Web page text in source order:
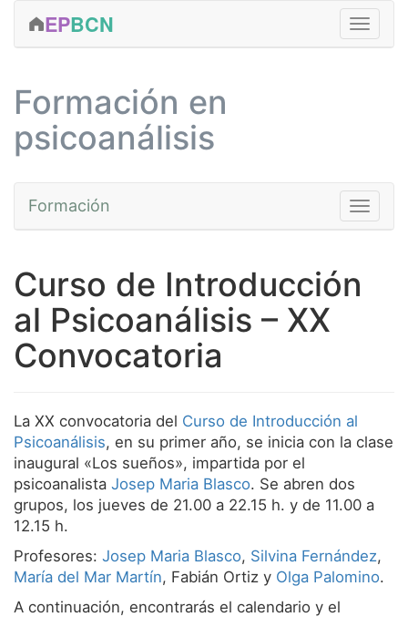
EPBCN
CLÍNICA
ACTIVIDADES
SERVICIOS
CONTACTAR
MÁS...
Formación en
psicoanálisis
Toggle
Formación
Fundamentos
Avanzada
Prácticas
Servicios
Equipo
Noticias
Curso de Introducción
al Psicoanálisis – XX
Convocatoria
La XX convocatoria del Curso de Introducción al
Psicoanálisis, en su primer año, se inicia con la clase
inaugural «Los sueños», impartida por el
psicoanalista Josep Maria Blasco. Se abren dos
grupos, los jueves de 21.00 a 22.15 h. y de 11.00 a
12.15 h.
Profesores: Josep Maria Blasco, Silvina Fernández,
María del Mar Martín, Fabián Ortiz y Olga Palomino.
A continuación, encontrarás el calendario y el